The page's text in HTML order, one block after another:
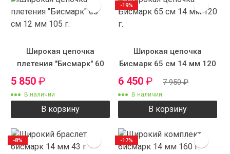
Широкая цепочка
плетения "Бисмарк" 60
см 12 мм 105 г.
5 850 ₽
В наличии
В корзину
Широкая цепочка
Бисмарк 65 см 14 мм 120
6 450 ₽ 7 950₽
В наличии
В корзину
-19%
-8% -17%